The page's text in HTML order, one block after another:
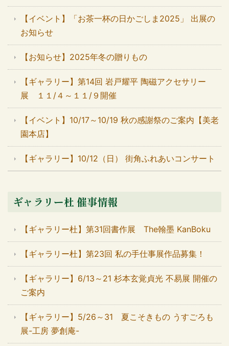
【イベント】「お茶一杯の日かごしま2025」 出展の
お知らせ
【お知らせ】2025年冬の贈りもの
【ギャラリー】第14回 岩戸耀平 陶磁アクセサリー
展 １１/４～１１/９開催
【イベント】10/17～10/19 秋の感謝祭のご案内【美老
園本店】
【ギャラリー】10/12（日） 街角ふれあいコンサート
ギャラリー杜 催事情報
【ギャラリー杜】第31回書作展 The翰墨 KanBoku
【ギャラリー杜】第23回 私の手仕事展作品募集！
【ギャラリー】6/13～21 杉本玄覚貞光 不易展 開催の
ご案内
【ギャラリー】5/26～31 夏こそきもの うすごろも
展-工房 夢創庵-